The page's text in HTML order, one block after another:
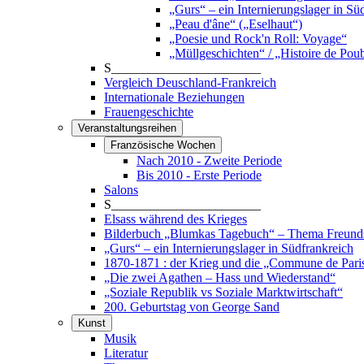
„Gurs“ – ein Internierungslager in
„Peau d'âne“ („Eselhaut“)
„Poesie und Rock'n Roll: Voyage“
„Müllgeschichten“ / „Histoire de
S_______________________
Vergleich Deuschland-Frankreich
Internationale Beziehungen
Frauengeschichte
Veranstaltungsreihen
Französische Wochen
Nach 2010 - Zweite Periode
Bis 2010 - Erste Periode
Salons
S_______________________
Elsass während des Krieges
Bilderbuch „Blumkas Tagebuch“ – Thema
„Gurs“ – ein Internierungslager in Südfrankreich
1870-1871 : der Krieg und die „Commune de
„Die zwei Agathen – Hass und Wiederstand“
„Soziale Republik vs Soziale Marktwirtschaft“
200. Geburtstag von George Sand
Kunst
Musik
Literatur